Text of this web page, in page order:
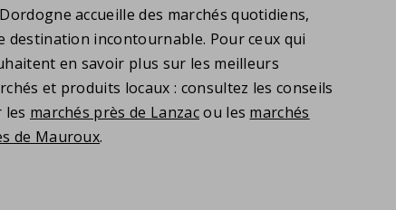
accueille des marchés quotidiens,
destination incontournable. Pour ceux qui
en savoir plus sur les meilleurs
et produits locaux : consultez les conseils
les marchés près de Lanzacou les marchés
de Mauroux.